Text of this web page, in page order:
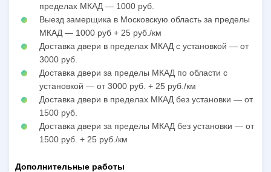
пределах МКАД — 1000 руб.
Выезд замерщика в Московскую область за пределы
МКАД — 1000 руб + 25 руб./км
Доставка двери в пределах МКАД с установкой — от
3000 руб.
Доставка двери за пределы МКАД по области с
установкой — от 3000 руб. + 25 руб./км
Доставка двери в пределах МКАД без установки — от
1500 руб.
Доставка двери за пределы МКАД без установки — от
1500 руб. + 25 руб./км
Дополнительные работы